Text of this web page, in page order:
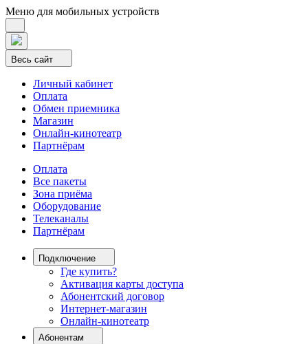
Меню для мобильных устройств
Весь сайт
Личный кабинет
Оплата
Обмен приемника
Магазин
Онлайн-кинотеатр
Партнёрам
Оплата
Все пакеты
Зона приёма
Оборудование
Телеканалы
Партнёрам
Подключение
Где купить?
Активация карты доступа
Абонентский договор
Интернет-магазин
Онлайн-кинотеатр
Абонентам